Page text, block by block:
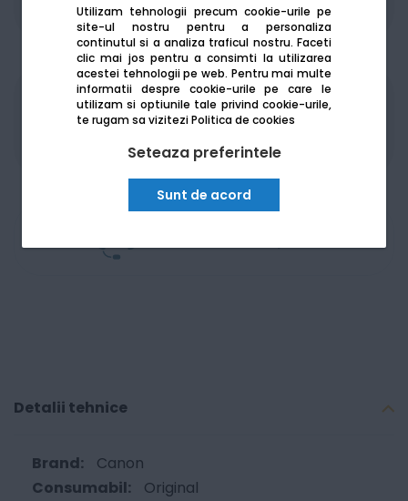
Utilizam tehnologii precum cookie-urile pe
site-ul nostru pentru a personaliza
continutul si a analiza traficul nostru. Faceti
clic mai jos pentru a consimti la utilizarea
acestei tehnologii pe web. Pentru mai multe
informatii despre cookie-urile pe care le
utilizam si optiunile tale privind cookie-urile,
te rugam sa viziteziPolitica de cookies
Seteaza preferintele
Sunt de acord
De la: 138.17Lei / lună Vezi detalii
Produsele sunt disponibile pe platforma de
achizitii publiceSEAP/SICAP
Detalii tehnice
Canon
Original